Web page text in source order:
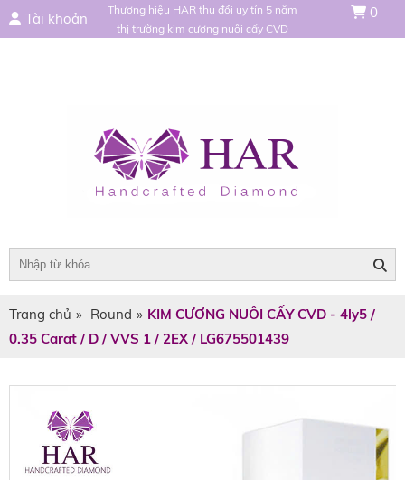
Tài khoản
Thương hiệu HAR thu đổi uy tín 5 năm
thị trường kim cương nuôi cấy CVD
0
Trang chủ » Round » KIM CƯƠNG NUÔI CẤY CVD - 4ly5 /
0.35 Carat / D / VVS 1 / 2EX / LG675501439